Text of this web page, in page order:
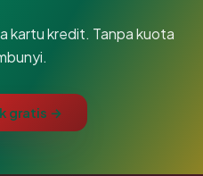
kartu kredit. Tanpa kuota
gratis →